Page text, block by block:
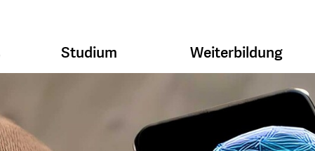
Studium Weiterbildung